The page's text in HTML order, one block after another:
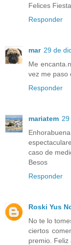
Felices
Responder
mar 29 de
Me
vez me paso
Responder
mariatem
caso de
Besos
Responder
Roski Yus
No te lo
ciertos
premio. Feliz